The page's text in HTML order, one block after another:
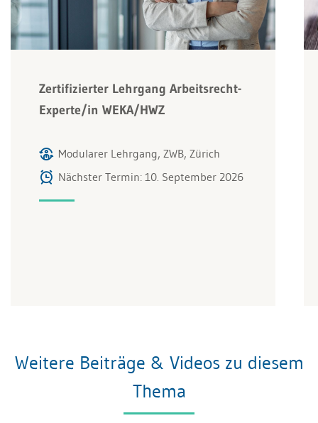
Zertifizierter Lehrgang Arbeitsrecht-
Experte/in WEKA/HWZ
Modularer Lehrgang, ZWB, Zürich
Nächster Termin: 10. September 2026
Weitere Beiträge & Videos zu diesem
Thema